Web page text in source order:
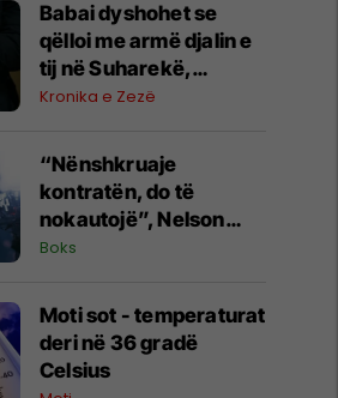
Babai dyshohet se
qëlloi me armë djalin e
tij në Suharekë,
arrestohet i dyshuari
Kronika e Zezë
“Nënshkruaje
kontratën, do të
nokautojë”, Nelson
Hysa mesazh Tyson
Boks
Moti sot - temperaturat
deri në 36 gradë
Celsius